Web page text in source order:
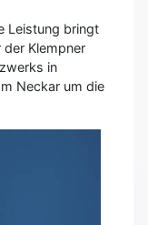
Leistung bringt
Klempner
in
Neckar um die